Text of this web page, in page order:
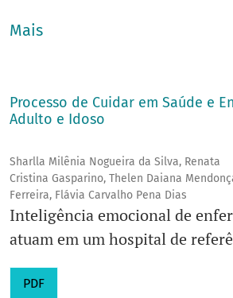
Ano de criação
Título abreviado: Cong. Cient. Fac.
Contato :congfenf@unicamp.br
Prefixo DOI: 10.20396
Mais
Processo de Cuidar em Saúde e
Adulto e Idoso
Sharlla Milênia Nogueira da Silva, Renata
Cristina Gasparino, Thelen Daiana
Ferreira, Flávia Carvalho Pena Dias
Inteligência emocional de
atuam em um hospital de
PDF